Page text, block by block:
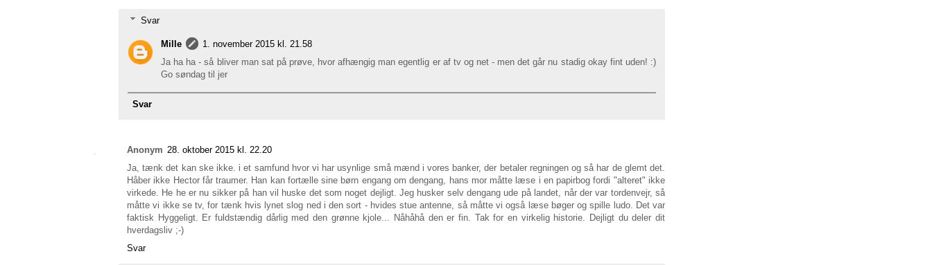
Svar
Mille
1. november 2015 kl. 21.58
Ja ha ha - så bliver man sat på prøve, hvor afhængig man egentlig er af tv og net - men det går nu stadig okay fint uden! :)
Go søndag til jer
Svar
Anonym 28. oktober 2015 kl. 22.20
Ja, tænk det kan ske ikke. i et samfund hvor vi har usynlige små mænd i vores banker, der betaler regningen og så har de glemt det.
Håber ikke Hector får traumer. Han kan fortælle sine børn engang om dengang, hans mor måtte læse i en papirbog fordi "alteret" ikke
virkede. He he er nu sikker på han vil huske det som noget dejligt. Jeg husker selv dengang ude på landet, når der var tordenvejr, så
måtte vi ikke se tv, for tænk hvis lynet slog ned i den sort - hvides stue antenne, så måtte vi også læse bøger og spille ludo. Det var
faktisk Hyggeligt. Er fuldstændig dårlig med den grønne kjole... Nåhåhå den er fin. Tak for en virkelig historie. Dejligt du deler dit
hverdagsliv ;-)
Svar